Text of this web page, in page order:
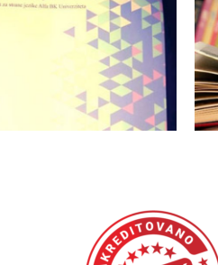
Words 15 – призыв к
представлению